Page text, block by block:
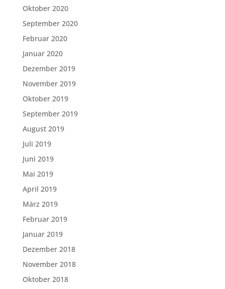
Oktober 2020
September 2020
Februar 2020
Januar 2020
Dezember 2019
November 2019
Oktober 2019
September 2019
August 2019
Juli 2019
Juni 2019
Mai 2019
April 2019
März 2019
Februar 2019
Januar 2019
Dezember 2018
November 2018
Oktober 2018